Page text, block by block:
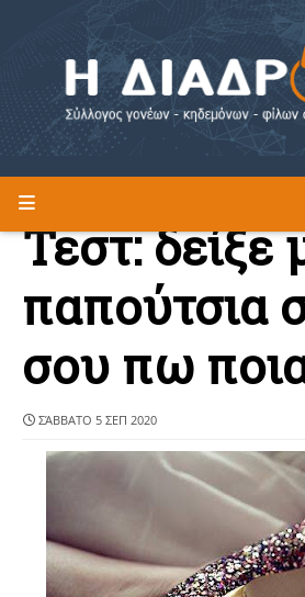
Η ΔΙΑΔΡΟΜΗ
Τεστ: δείξε
παπούτσια
σου πω
ΣΆΒΒΑΤΟ 5 ΣΕΠ 2020